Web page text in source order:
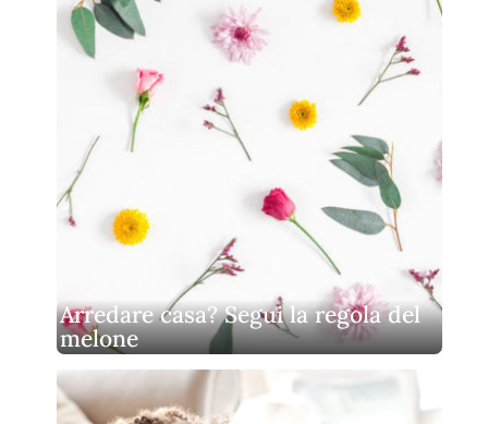
Arredare casa? Segui la regola del
melone